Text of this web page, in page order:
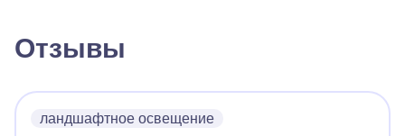
Отзывы
ландшафтное освещение